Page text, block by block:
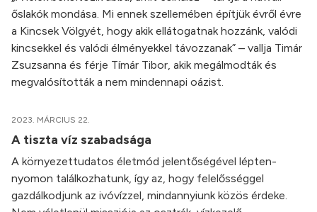
őslakók mondása. Mi ennek szellemében építjük évről évre
a Kincsek Völgyét, hogy akik ellátogatnak hozzánk, valódi
kincsekkel és valódi élményekkel távozzanak” – vallja Timár
Zsuzsanna és férje Tímár Tibor, akik megálmodták és
megvalósították a nem mindennapi oázist.
2023. MÁRCIUS 22.
A tiszta víz szabadsága
A környezettudatos életmód jelentőségével lépten-
nyomon találkozhatunk, így az, hogy felelősséggel
gazdálkodjunk az ivóvízzel, mindannyiunk közös érdeke.